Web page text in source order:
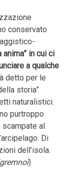
conservato
anima” in cui ci
a qualche
detto per le
storia”
naturalistici.
purtroppo
scampate al
Di
dell’isola.
)